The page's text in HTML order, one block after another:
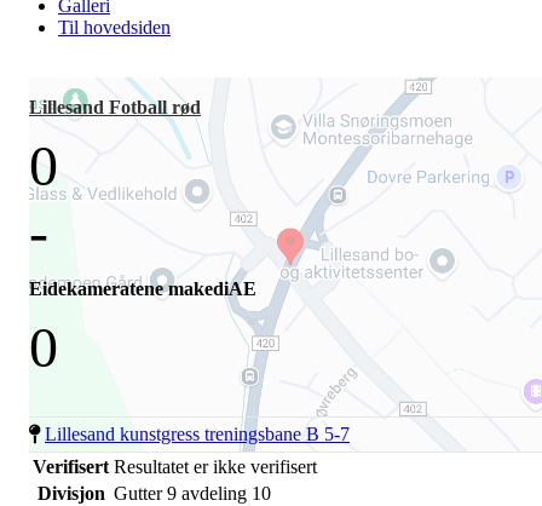
Galleri
Til hovedsiden
Lillesand Fotball rød
0
-
Eidekameratene makediAE
0
Lillesand kunstgress treningsbane B 5-7
Verifisert Resultatet er ikke verifisert
Divisjon Gutter 9 avdeling 10